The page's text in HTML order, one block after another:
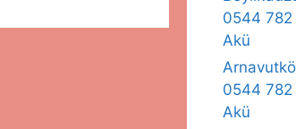
0544
Akü
0544
Akü